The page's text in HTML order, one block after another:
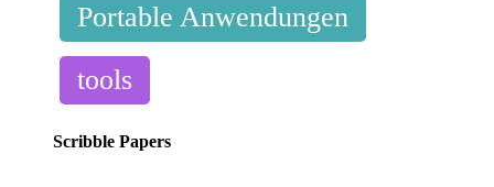
Portable Anwendungen
tools
Scribble Papers